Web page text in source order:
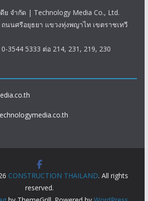
ย จำกัด | Technology Media Co., Ltd.
นนศรีอยุธยา แขวงทุ่งพญาไท เขตราชเทวี
3544 5333 ต่อ 214, 231, 219, 230
CONSTRUCTION THAILAND. All rights
reserved.